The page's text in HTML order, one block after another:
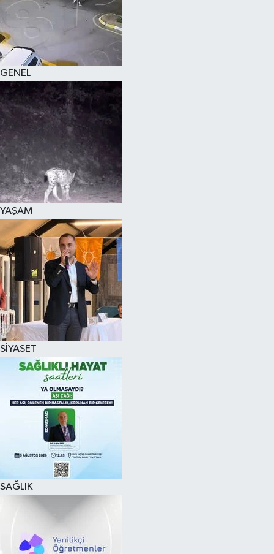
GENEL
YAŞAM
SİYASET
SAĞLIK
KÜLTÜR SANAT
MAGAZİN
SAĞLIK
SİYASET
SPOR
TEKNOLOJİ
YAŞAM